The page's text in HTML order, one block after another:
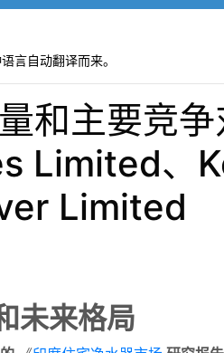
言自动翻译而来。
和主要竞
Limited、
Limited
未来格局